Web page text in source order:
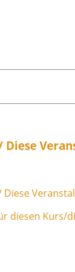
Diese
Diese
diesen Kurs/